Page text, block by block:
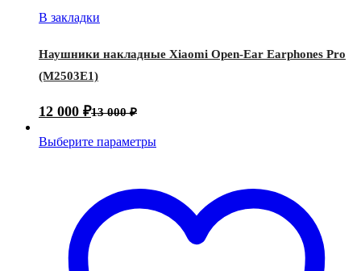
В закладки
Наушники накладные Xiaomi Open-Ear Earphones Pro
(M2503E1)
12 000 ₽13 000₽
Выберите параметры